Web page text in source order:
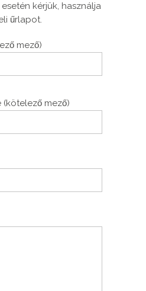
kérjük, használja
űrlapot.
mező)
(kötelező mező)